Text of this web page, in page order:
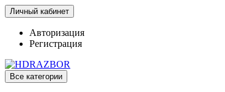
Личный кабинет
Авторизация
Регистрация
Все категории